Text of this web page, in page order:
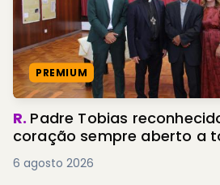
PREMIUM
R. Padre Tobias
coração sempre aberto a
6 agosto 2026